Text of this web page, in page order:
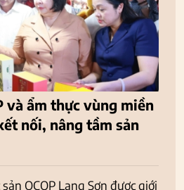
và ẩm thực vùng miền
nối, nâng tầm sản
OCOP Lạng Sơn được giới